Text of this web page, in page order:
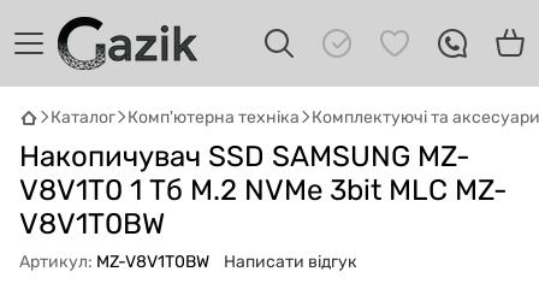
Каталог Комп'ютерна техніка Комплектуючі та аксесуари
Накопичувач SSD SAMSUNG MZ-
V8V1T0 1 Тб M.2 NVMe 3bit MLC MZ-
V8V1T0BW
Артикул: MZ-V8V1T0BW Написати відгук
Онлайн · пошук техніки
Привіт! 👋 Я Gazik AI — допоможу
Що шукаєш?